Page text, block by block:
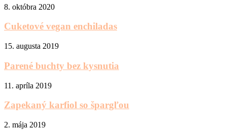
8. októbra 2020
Cuketové vegan enchiladas
15. augusta 2019
Parené buchty bez kysnutia
11. apríla 2019
Zapekaný karfiol so špargľou
2. mája 2019